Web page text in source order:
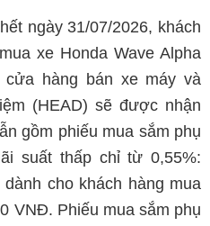
ngày 31/07/2026, khách
xe Honda Wave Alpha
cửa hàng bán xe máy và
(HEAD) sẽ được nhận
gồm phiếu mua sắm phụ
suất thấp chỉ từ 0,55%:
cho khách hàng mua
VNĐ. Phiếu mua sắm phụ